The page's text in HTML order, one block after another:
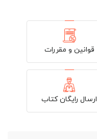
قوانین و مقررات
ارسال رایگان کتاب